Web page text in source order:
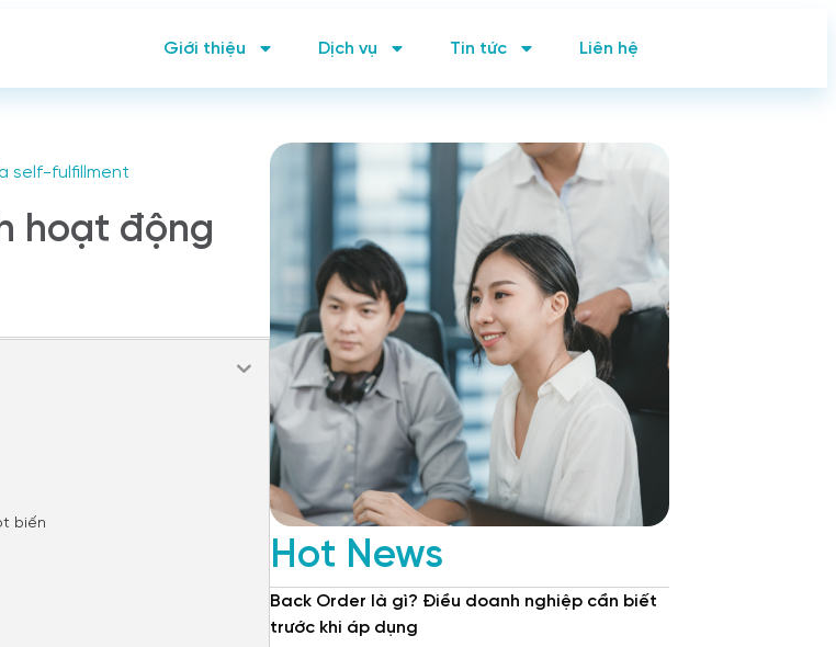
Giới thiệu Dịch vụ Tin tức Liên hệ
self-fulfillment
hoạt động
biến
Hot News
Back Order là gì? Điều doanh nghiệp cần biết
trước khi áp dụng